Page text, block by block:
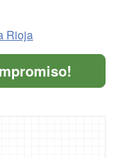
Rioja